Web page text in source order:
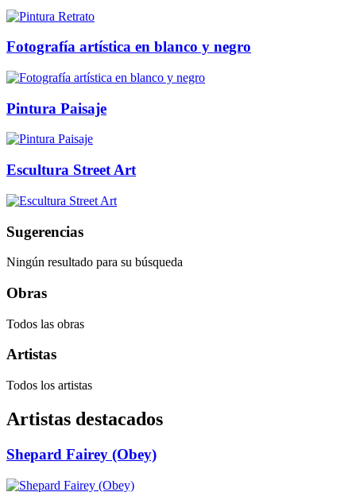
Fotografía artística en blanco y negro
Pintura Paisaje
Escultura Street Art
Sugerencias
Ningún resultado para su búsqueda
Obras
Todos las obras
Artistas
Todos los artistas
Artistas destacados
Shepard Fairey (Obey)